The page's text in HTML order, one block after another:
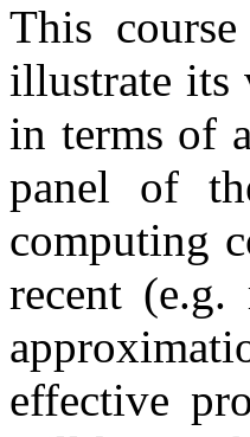
This
illustrate its
in terms of
panel of
computing
recent
effective